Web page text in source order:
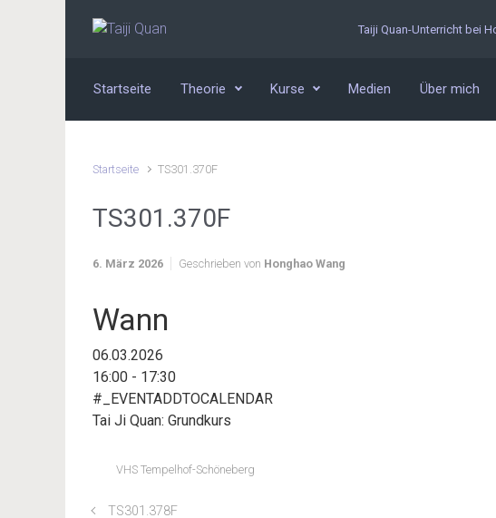
Zum Hauptinhalt springen Taiji Quan-Unterricht bei
Startseite Theorie Kurse Medien Über mich
Startseite TS301.370F
TS301.370F
6. März 2026 Geschrieben von Honghao Wang
Wann
06.03.2026
16:00 - 17:30
#_EVENTADDTOCALENDAR
Tai Ji Quan: Grundkurs
VHS Tempelhof-Schöneberg
TS301.378F